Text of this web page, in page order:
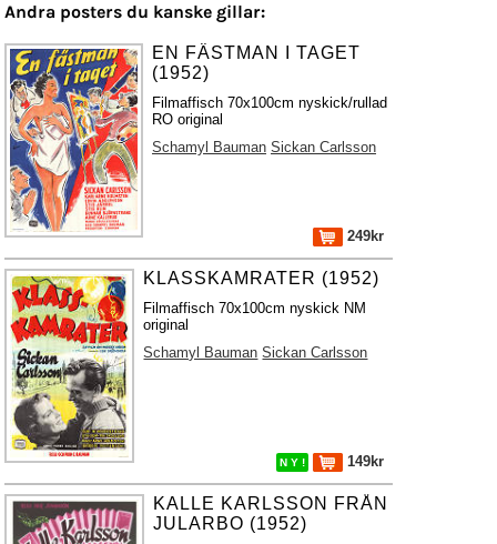
Andra posters du kanske gillar:
EN FÄSTMAN I TAGET
(1952)
Filmaffisch 70x100cm nyskick/rullad
RO original
Schamyl Bauman Sickan Carlsson
249kr
KLASSKAMRATER (1952)
Filmaffisch 70x100cm nyskick NM
original
Schamyl Bauman Sickan Carlsson
N Y ! 149kr
KALLE KARLSSON FRÅN
JULARBO (1952)